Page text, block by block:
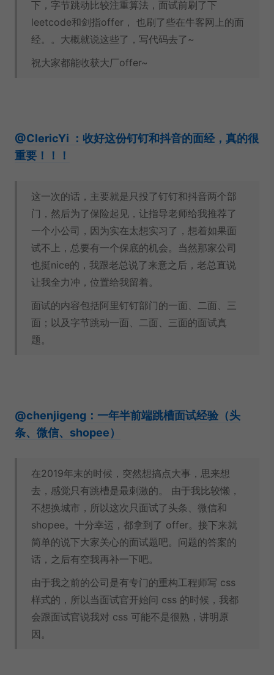
下，字节跳动比较注重算法，面试前刷了下
leetcode和剑指offer， 也刷了些在牛客网上的面
经。。大概就说这些了，写代码去了~
祝大家都能收获大厂offer~
@ClericYi ：收好这份钉钉和抖音的面经，真的很
重要！！！
这一次的话，主要就是只投了钉钉和抖音两个部
门，然后为了保险起见，让指导老师给我推荐了
一个小公司，因为实在太想实习了，想着如果面
试不上，总要有一个保底的机会。当然那家公司
也挺nice的，我跟老总说了来意之后，老总直说
让我全力冲，位置给我留着。
面试的内容包括阿里钉钉部门的一面、二面、三
面；以及字节跳动一面、二面、三面的面试真
题。
@chenjigeng：一年半前端跳槽面试经验（头
条、微信、shopee）
在2019年末的时候，突然想搞点大事，思来想
去，感觉只有跳槽是最刺激的。 由于我比较懒，
不想换城市，所以这次只面试了头条、微信和
shopee。十分幸运，都拿到了 offer。接下来就
简单的说下大家关心的面试题吧。问题的答案的
话，之后有空我再补一下吧。
由于我之前的公司是有专门的重构工程师写 css
样式的，所以当面试官开始问 css 的时候，我都
会跟面试官说我对 css 可能不是很熟，讲明原
因。